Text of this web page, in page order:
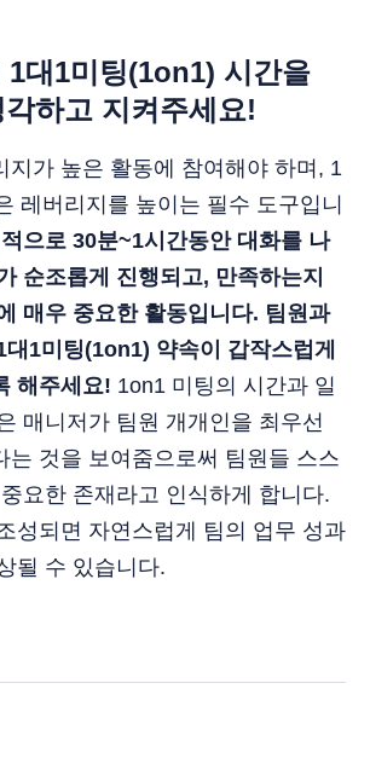
1대1미팅(1on1) 시간을
하고 지켜주세요!
지가 높은 활동에 참여해야 하며, 1
레버리지를 높이는 필수 도구입니
으로 30분~1시간동안 대화를 나
순조롭게 진행되고, 만족하는지
매우 중요한 활동입니다. 팀원과
1미팅(1on1) 약속이 갑작스럽게
해주세요! 1on1 미팅의 시간과 일
매니저가 팀원 개개인을 최우선
는 것을 보여줌으로써 팀원들 스스
요한 존재라고 인식하게 합니다.
성되면 자연스럽게 팀의 업무 성과
될 수 있습니다.